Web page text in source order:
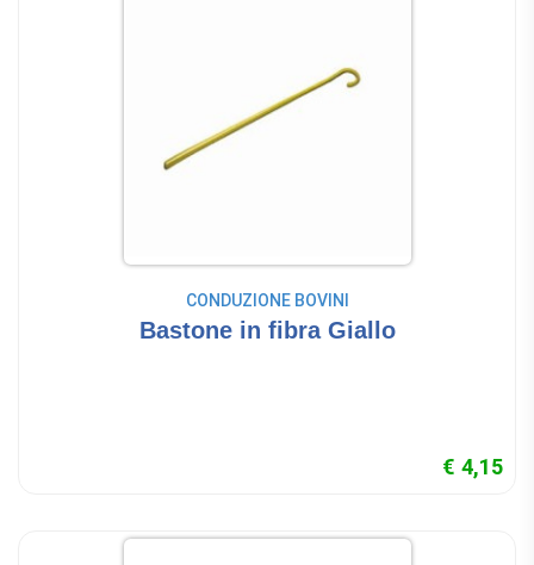
CONDUZIONE BOVINI
Bastone in fibra Giallo
€ 4,15